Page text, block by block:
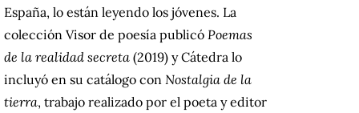
España, lo están leyendo los jóvenes. La
colección Visor de poesía publicó Poemas
de la realidad secreta (2019) y Cátedra lo
incluyó en su catálogo con Nostalgia de la
tierra, trabajo realizado por el poeta y editor